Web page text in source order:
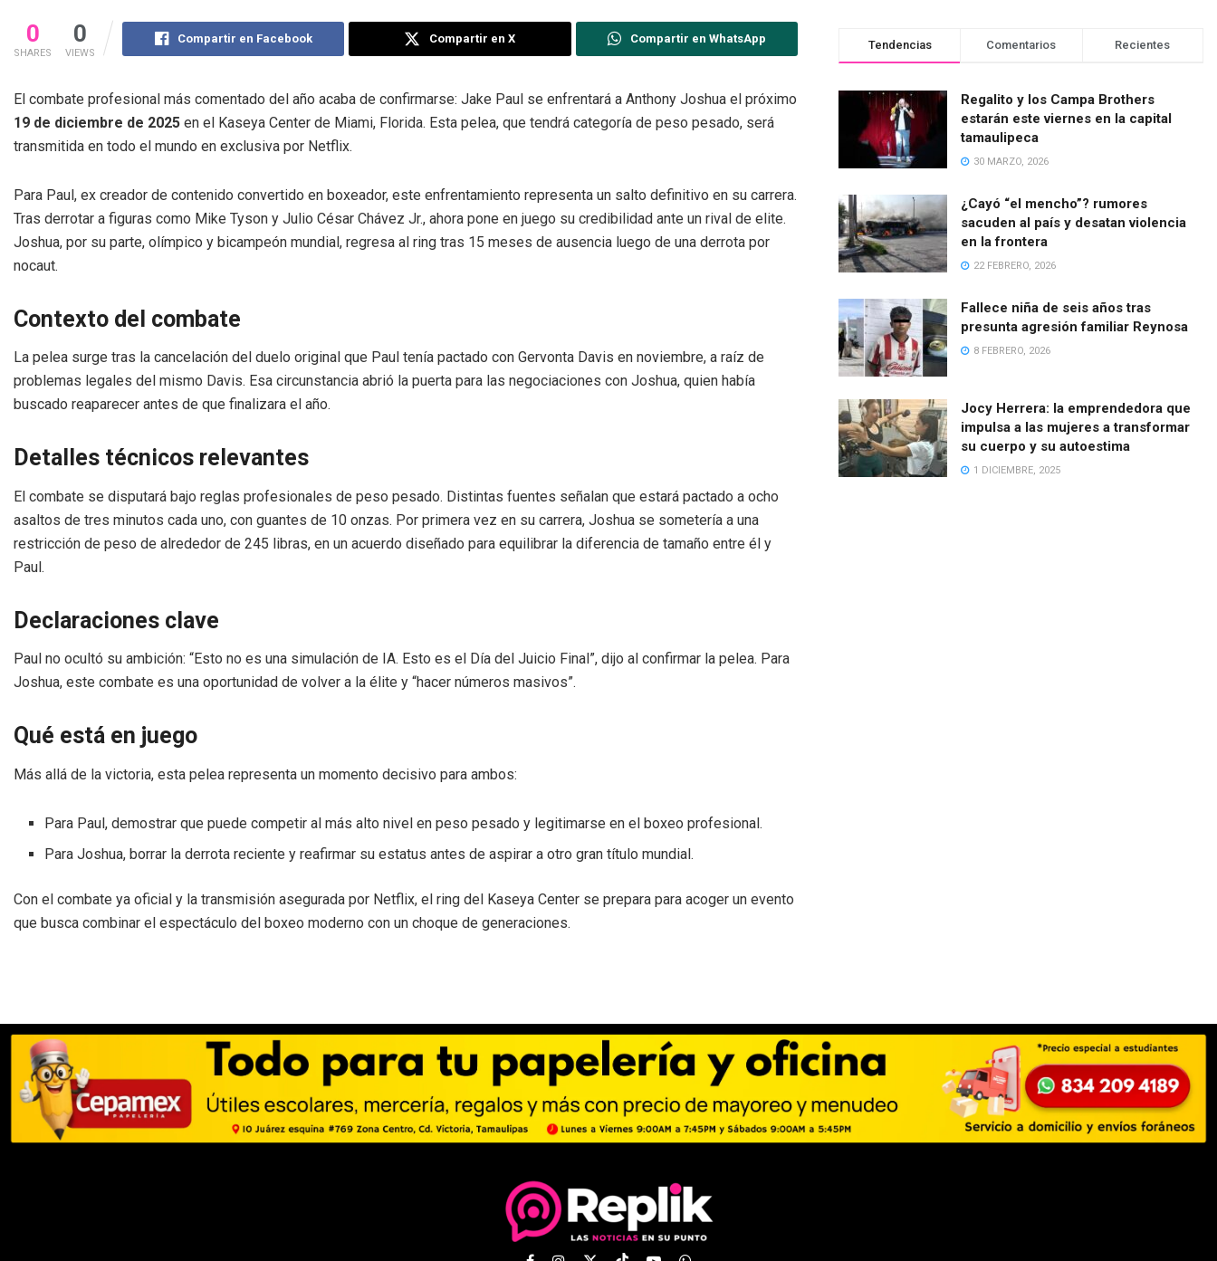
0
SHARES
0
VIEWS
Compartir en Facebook Compartir en X Compartir en WhatsApp
El combate profesional más comentado del año acaba de confirmarse: Jake Paul se enfrentará a Anthony Joshua el próximo
19 de diciembre de 2025 en el Kaseya Center de Miami, Florida. Esta pelea, que tendrá categoría de peso pesado, será
transmitida en todo el mundo en exclusiva por Netflix.
Para Paul, ex creador de contenido convertido en boxeador, este enfrentamiento representa un salto definitivo en su carrera.
Tras derrotar a figuras como Mike Tyson y Julio César Chávez Jr., ahora pone en juego su credibilidad ante un rival de elite.
Joshua, por su parte, olímpico y bicampeón mundial, regresa al ring tras 15 meses de ausencia luego de una derrota por
nocaut.
Contexto del combate
La pelea surge tras la cancelación del duelo original que Paul tenía pactado con Gervonta Davis en noviembre, a raíz de
problemas legales del mismo Davis. Esa circunstancia abrió la puerta para las negociaciones con Joshua, quien había
buscado reaparecer antes de que finalizara el año.
Detalles técnicos relevantes
El combate se disputará bajo reglas profesionales de peso pesado. Distintas fuentes señalan que estará pactado a ocho
asaltos de tres minutos cada uno, con guantes de 10 onzas. Por primera vez en su carrera, Joshua se sometería a una
restricción de peso de alrededor de 245 libras, en un acuerdo diseñado para equilibrar la diferencia de tamaño entre él y
Paul.
Declaraciones clave
Paul no ocultó su ambición: “Esto no es una simulación de IA. Esto es el Día del Juicio Final”, dijo al confirmar la pelea. Para
Joshua, este combate es una oportunidad de volver a la élite y “hacer números masivos”.
Qué está en juego
Más allá de la victoria, esta pelea representa un momento decisivo para ambos:
Para Paul, demostrar que puede competir al más alto nivel en peso pesado y legitimarse en el boxeo profesional.
Para Joshua, borrar la derrota reciente y reafirmar su estatus antes de aspirar a otro gran título mundial.
Con el combate ya oficial y la transmisión asegurada por Netflix, el ring del Kaseya Center se prepara para acoger un evento
que busca combinar el espectáculo del boxeo moderno con un choque de generaciones.
Tendencias Comentarios Recientes
Regalito y los Campa Brothers
estarán este viernes en la capital
tamaulipeca
30 MARZO, 2026
¿Cayó “el mencho”? rumores
sacuden al país y desatan violencia
en la frontera
22 FEBRERO, 2026
Fallece niña de seis años tras
presunta agresión familiar Reynosa
8 FEBRERO, 2026
Jocy Herrera: la emprendedora que
impulsa a las mujeres a transformar
su cuerpo y su autoestima
1 DICIEMBRE, 2025